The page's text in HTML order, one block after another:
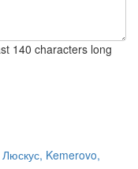
140 characters long
Kemerovo,